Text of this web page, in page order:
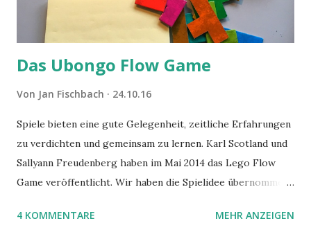
Das Ubongo Flow Game
Von Jan Fischbach 24.10.16
Spiele bieten eine gute Gelegenheit, zeitliche Erfahrungen
zu verdichten und gemeinsam zu lernen. Karl Scotland und
Sallyann Freudenberg haben im Mai 2014 das Lego Flow
Game veröffentlicht. Wir haben die Spielidee übernommen,
benutzen wir Material aus Grzegorz Rejchtmans Ubongo-
4 KOMMENTARE MEHR ANZEIGEN